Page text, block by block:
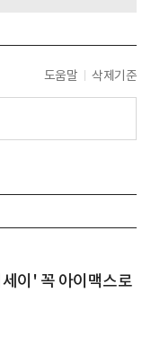
도움말 삭제기준
이' 꼭 아이맥스로